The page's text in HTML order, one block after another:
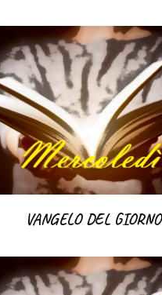
VANGELO DEL GIORNO